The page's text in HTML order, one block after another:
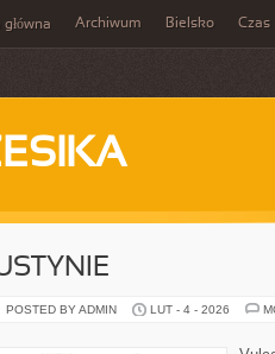
Archiwum Bielsko Czas
POSTED BY ADMIN LUT - 4 - 2026